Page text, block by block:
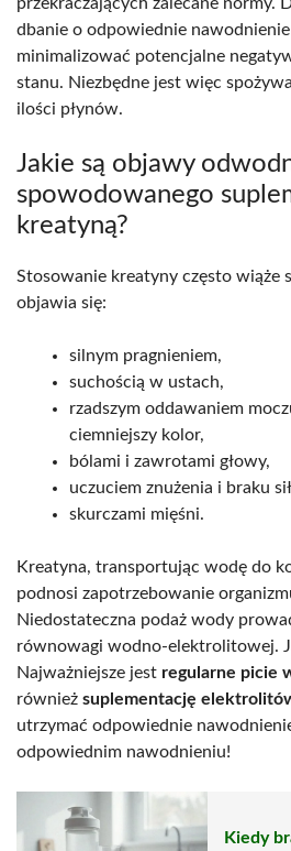
dbanie o odpowiednie
minimalizować potencjalne
stanu. Niezbędne jest więc
ilości płynów.
Jakie są objawy
spowodowanego
kreatyną?
Stosowanie kreatyny często wiąże
objawia się:
silnym pragnieniem,
suchością w ustach,
rzadszym oddawaniem
ciemniejszy kolor,
bólami i zawrotami głowy,
uczuciem znużenia i braku
skurczami mięśni.
Kreatyna, transportując wodę do
podnosi zapotrzebowanie
Niedostateczna podaż wody
równowagi wodno-elektrolitowej.
Najważniejsze jest regularne picie
również suplementację
utrzymać odpowiednie
odpowiednim nawodnieniu!
Kiedy